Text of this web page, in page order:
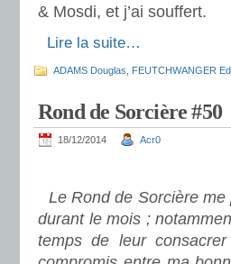
& Mosdi, et j’ai souffert.
Lire la suite…
ADAMS Douglas FEUTCHWANGER
Rond de Sorcière #50
18/12/2014 Acr0
Le Rond de Sorcière
durant le mois ;
temps de leur